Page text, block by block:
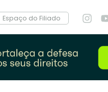
Espaço do Filiado